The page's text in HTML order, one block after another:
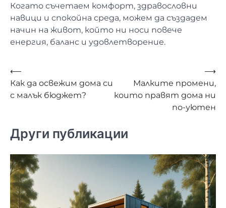
Когато съчетаем комфорт, здравословни
навици и спокойна среда, можем да създадем
начин на живот, който ни носи повече
енергия, баланс и удовлетворение.
Навигация
⟵
Как да освежим дома си
с малък бюджет?
Малките промени,
които правят дома ни
по-уютен
⟶
Други публикации